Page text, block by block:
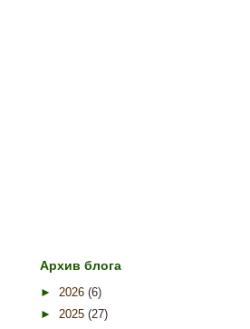
Архив блога
► 2026 (6)
► 2025 (27)